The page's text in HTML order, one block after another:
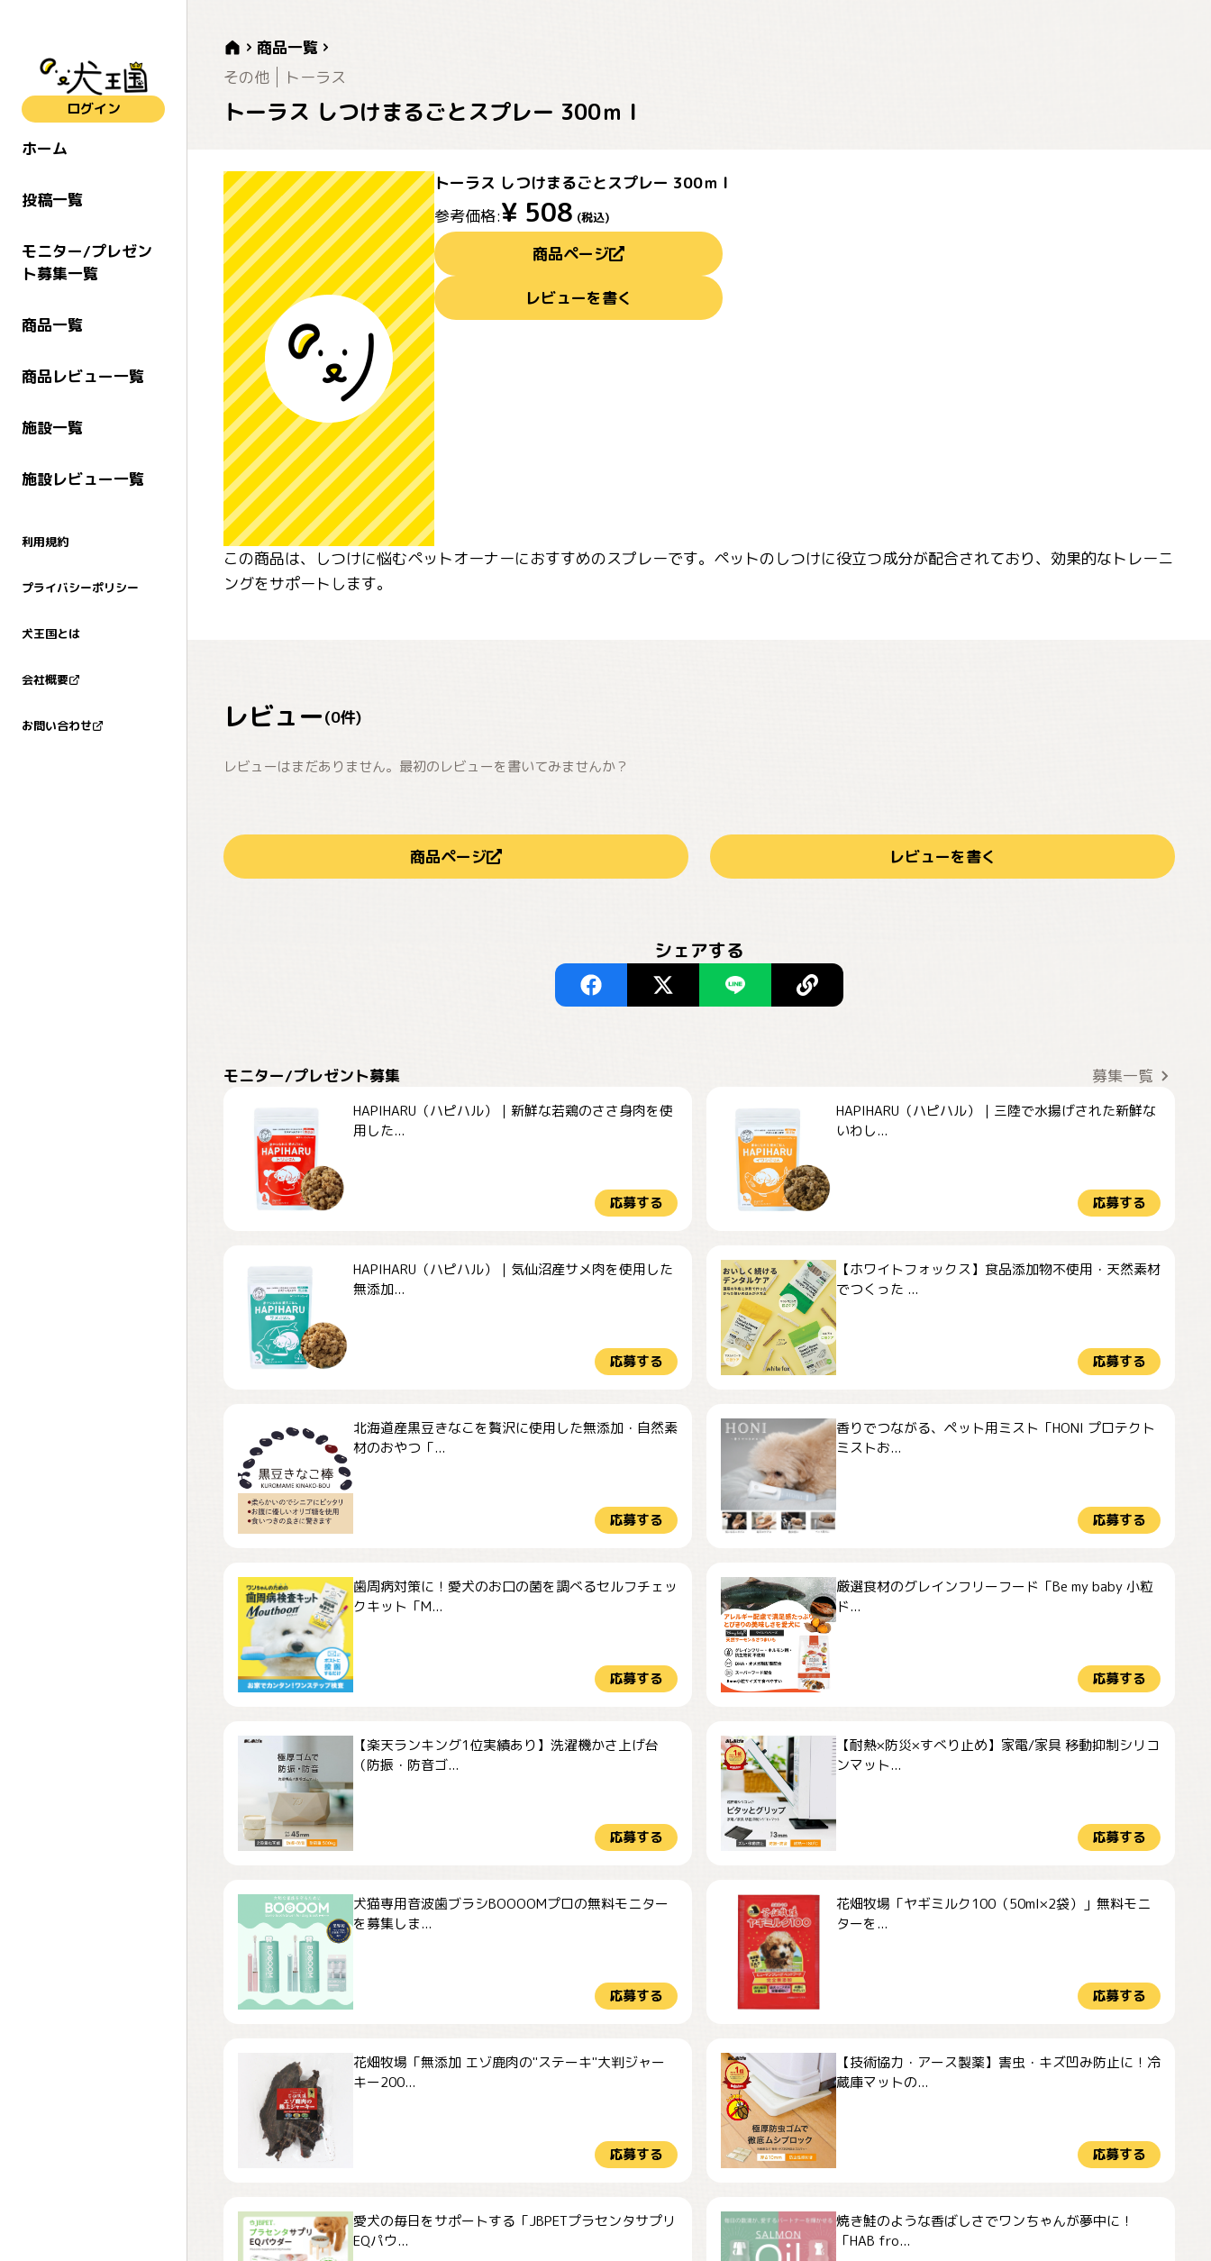
ログイン
ホーム
投稿一覧
モニター/プレゼン
ト募集一覧
商品一覧
商品レビュー一覧
施設一覧
施設レビュー一覧
利用規約
プライバシーポリシー
犬王国とは
会社概要
お問い合わせ
商品一覧
その他
トーラス
トーラス しつけまるごとスプレー 300ｍｌ
トーラス しつけまるごとスプレー 300ｍｌ
参考価格:¥ 508 (税込)
商品ページ
レビューを書く
この商品は、しつけに悩むペットオーナーにおすすめのスプレーです。ペットのしつけに役立つ成分が配合されており、効果的なトレーニ
ングをサポートします。
レビュー(0件)
レビューはまだありません。最初のレビューを書いてみませんか？
商品ページ レビューを書く
シェアする
モニター/プレゼント募集 募集一覧
HAPIHARU（ハピハル）｜新鮮な若鶏のささ身肉を使
用した...
応募する
HAPIHARU（ハピハル）｜三陸で水揚げされた新鮮な
いわし...
応募する
HAPIHARU（ハピハル）｜気仙沼産サメ肉を使用した
無添加...
応募する
【ホワイトフォックス】食品添加物不使用・天然素材
でつくった ...
応募する
北海道産黒豆きなこを贅沢に使用した無添加・自然素
材のおやつ「...
応募する
香りでつながる、ペット用ミスト「HONI プロテクト
ミストお...
応募する
歯周病対策に！愛犬のお口の菌を調べるセルフチェッ
クキット「M...
応募する
厳選食材のグレインフリーフード「Be my baby 小粒
ド...
応募する
【楽天ランキング1位実績あり】洗濯機かさ上げ台
（防振・防音ゴ...
応募する
【耐熱×防災×すべり止め】家電/家具 移動抑制シリコ
ンマット...
応募する
犬猫専用音波歯ブラシBOOOOMプロの無料モニター
を募集しま...
応募する
花畑牧場「ヤギミルク100（50ml×2袋）」無料モニ
ターを...
応募する
花畑牧場「無添加 エゾ鹿肉の"ステーキ"大判ジャー
キー200...
応募する
【技術協力・アース製薬】害虫・キズ凹み防止に！冷
蔵庫マットの...
応募する
愛犬の毎日をサポートする「JBPETプラセンタサプリ
EQパウ...
焼き鮭のような香ばしさでワンちゃんが夢中に！
「HAB fro...